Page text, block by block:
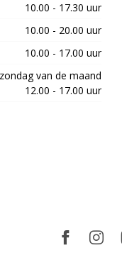
10.00 - 17.30 uur
10.00 - 20.00 uur
10.00 - 17.00 uur
van de maand
12.00 - 17.00 uur